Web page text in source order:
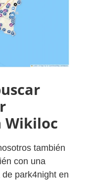
Wikiloc
también
con una
park4night en